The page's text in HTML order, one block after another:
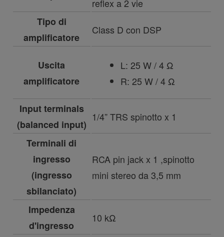
reflex a 2 vie
Tipo di
amplificatore
Class D con DSP
Uscita
amplificatore
L: 25 W / 4 Ω
R: 25 W / 4 Ω
Input terminals
(balanced input)
1/4” TRS spinotto x 1
Terminali di
ingresso
(ingresso
sbilanciato)
RCA pin jack x 1 ,spinotto
mini stereo da 3,5 mm
Impedenza
d'ingresso
10 kΩ